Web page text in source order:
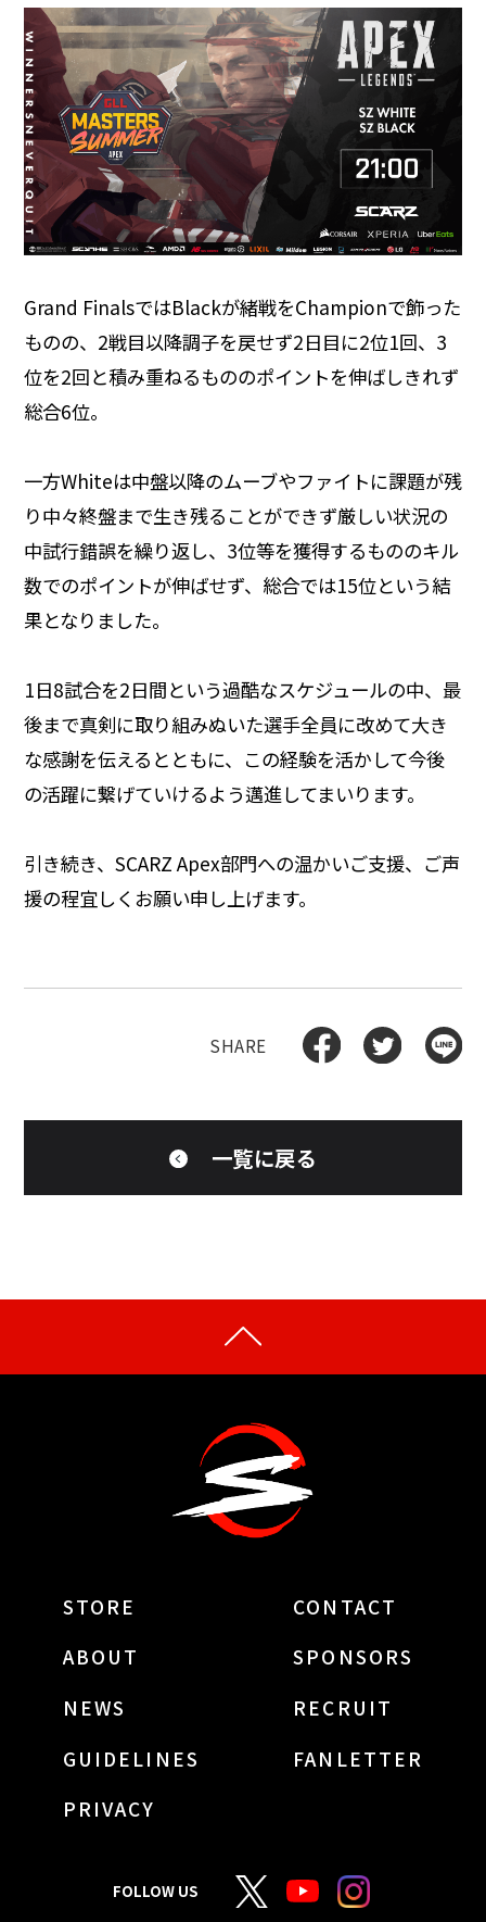
Grand FinalsではBlackが緒戦をChampionで飾った
ものの、2戦目以降調子を戻せず2日目に2位1回、3
位を2回と積み重ねるもののポイントを伸ばしきれず
総合6位。
一方Whiteは中盤以降のムーブやファイトに課題が残
り中々終盤まで生き残ることができず厳しい状況の
中試行錯誤を繰り返し、3位等を獲得するもののキル
数でのポイントが伸ばせず、総合では15位という結
果となりました。
1日8試合を2日間という過酷なスケジュールの中、最
後まで真剣に取り組みぬいた選手全員に改めて大き
な感謝を伝えるとともに、この経験を活かして今後
の活躍に繋げていけるよう邁進してまいります。
引き続き、SCARZ Apex部門への温かいご支援、ご声
援の程宜しくお願い申し上げます。
一覧に戻る
STORE
CONTACT
ABOUT
SPONSORS
NEWS
RECRUIT
GUIDELINES
FANLETTER
PRIVACY
FOLLOW US